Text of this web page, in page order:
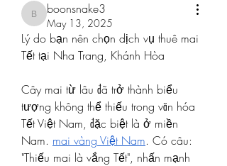
boonsnake3
boonsnake3
May 13, 2025
Lý do bạn nên chọn dịch vụ thuê mai
Tết tại Nha Trang, Khánh Hòa
Cây mai từ lâu đã trở thành biểu
tượng không thể thiếu trong văn hóa
Tết Việt Nam, đặc biệt là ở miền
Nam. mai vàng Việt Nam. Có câu:
"Thiếu mai là vắng Tết", nhấn mạnh